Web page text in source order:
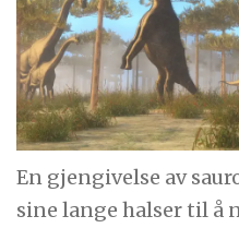
En gjengivelse av
sine lange halser til å